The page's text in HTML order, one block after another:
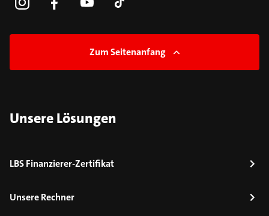
Zum Seitenanfang
Unsere Lösungen
LBS Finanzierer-Zertifikat
Unsere Rechner